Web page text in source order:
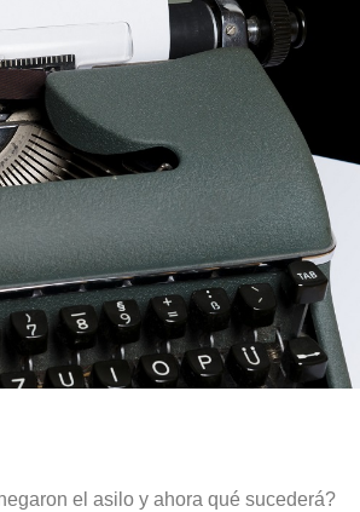
el asilo y ahora qué sucederá?